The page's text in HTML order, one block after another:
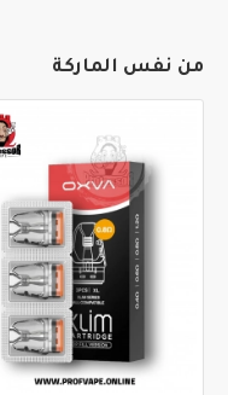
من نفس الماركة